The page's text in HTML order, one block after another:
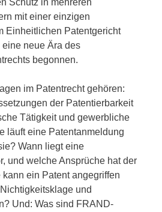
mit einer einzigen
Einheitlichen Patentgericht
neue Ära des
begonnen.
im Patentrecht gehören:
der Patentierbarkeit
Tätigkeit und gewerbliche
läuft eine Patentanmeldung
Wann liegt eine
und welche Ansprüche hat der
ein Patent angegriffen
und
Und: Was sind FRAND-